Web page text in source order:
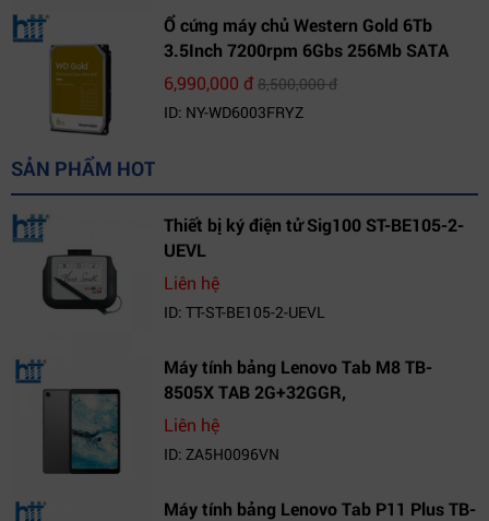
Ổ cứng máy chủ Western Gold 6Tb
3.5Inch 7200rpm 6Gbs 256Mb SATA
(WD6003FRYZ)
6,990,000 đ8,500,000 đ
ID: NY-WD6003FRYZ
SẢN PHẨM HOT
Thiết bị ký điện tử Sig100 ST-BE105-2-
UEVL
Liên hệ
ID: TT-ST-BE105-2-UEVL
Máy tính bảng Lenovo Tab M8 TB-
8505X TAB 2G+32GGR,
VN_ZA5H0096VN
Liên hệ
ID: ZA5H0096VN
Máy tính bảng Lenovo Tab P11 Plus TB-